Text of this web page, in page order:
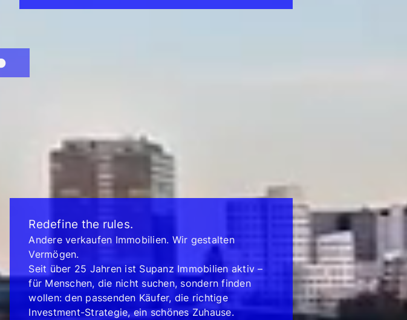
Redefine the rules.
Andere verkaufen Immobilien. Wir gestalten
Vermögen.
Seit über 25 Jahren ist Supanz Immobilien aktiv –
für Menschen, die nicht suchen, sondern finden
wollen: den passenden Käufer, die richtige
Investment-Strategie, ein schönes Zuhause.